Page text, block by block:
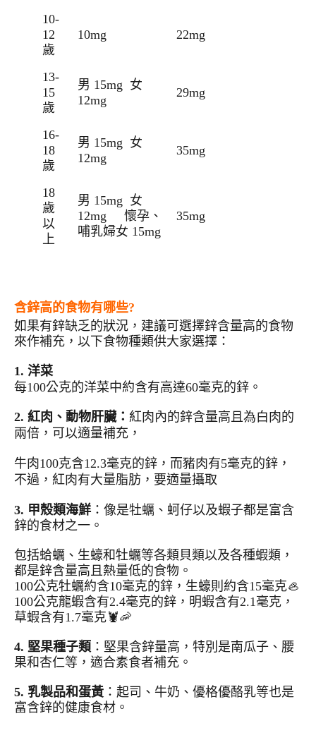
10-
12
歲
10mg 22mg
13-
15
歲
男 15mg 女
12mg
29mg
16-
18
歲
男 15mg 女
12mg
35mg
18
歲
以
上
男 15mg 女
12mg 懷孕、
哺乳婦女 15mg
35mg
含鋅高的食物有哪些?
如果有鋅缺乏的狀況，建議可選擇鋅含量高的食物
來作補充，以下食物種類供大家選擇：
1. 洋菜
每100公克的洋菜中約含有高達60毫克的鋅。
2. 紅肉、動物肝臟： 紅肉內的鋅含量高且為白肉的
兩倍，可以適量補充，
牛肉100克含12.3毫克的鋅，而豬肉有5毫克的鋅，
不過，紅肉有大量脂肪，要適量攝取
3. 甲殼類海鮮 ：像是牡蠣、蚵仔以及蝦子都是富含
鋅的食材之一。
包括蛤蠣、生蠔和牡蠣等各類貝類以及各種蝦類，
都是鋅含量高且熱量低的食物。
100公克牡蠣約含10毫克的鋅，生蠔則約含15毫克🦪
100公克龍蝦含有2.4毫克的鋅，明蝦含有2.1毫克，
草蝦含有1.7毫克🦞🦐
4. 堅果種子類 ：堅果含鋅量高，特別是南瓜子、腰
果和杏仁等，適合素食者補充。
5. 乳製品和蛋黃 ：起司、牛奶、優格優酪乳等也是
富含鋅的健康食材。